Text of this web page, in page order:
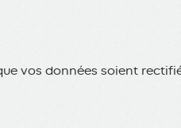
vos données soient